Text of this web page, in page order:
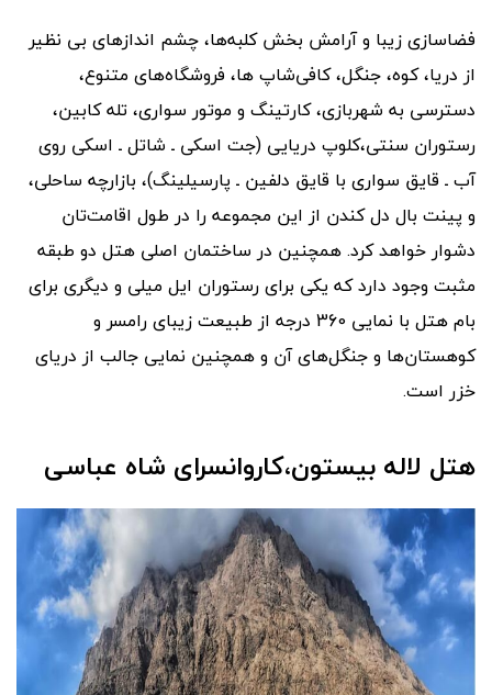
فضاسازی زیبا و آرامش بخش کلبه‌ها، چشم اندازهای بی نظیر
از دریا، کوه، جنگل، کافی‌شاپ ها، فروشگاه‌های متنوع،
دسترسی به شهربازی، کارتینگ و موتور سواری، تله کابین،
رستوران سنتی،کلوپ دریایی (جت اسکی ـ شاتل ـ اسکی روی
آب ـ قایق سواری با قایق دلفین ـ پارسیلینگ)، بازارچه ساحلی،
و پینت بال دل کندن از این مجموعه را در طول اقامت‌تان
دشوار خواهد کرد. همچنین در ساختمان اصلی هتل دو طبقه
مثبت وجود دارد که یکی برای رستوران ایل میلی و دیگری برای
بام هتل با نمایی 360 درجه از طبیعت زیبای رامسر و
کوهستان‌‌ها و جنگل‌‌های آن و همچنین نمایی جالب از دریای
خزر است.
هتل لاله بیستون،کاروانسرای شاه عباسی